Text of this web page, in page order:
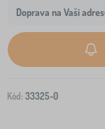
Doprava na Vaši
Kód: 33325-0